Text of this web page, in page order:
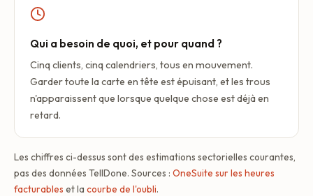
Qui a besoin de quoi, et pour quand ?
Cinq clients, cinq calendriers, tous en mouvement.
Garder toute la carte en tête est épuisant, et les trous
n'apparaissent que lorsque quelque chose est déjà en
retard.
Les chiffres ci-dessus sont des estimations sectorielles courantes,
pas des données TellDone. Sources : OneSuite sur les heures
facturables et la courbe de l'oubli.